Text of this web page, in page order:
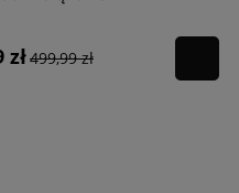
wygodę, jak i interesujących
zł499,99 zł